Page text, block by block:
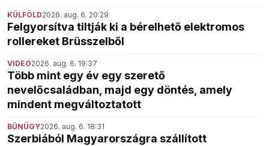
KÜLFÖLD2026. aug. 6. 20:29
Felgyorsítva tiltják ki a bérelhető elektromos
rollereket Brüsszelből
VIDEÓ2026. aug. 6. 19:37
Több mint egy év egy szerető
nevelőcsaládban, majd egy döntés, amely
mindent megváltoztatott
BŰNÜGY2026. aug. 6. 18:31
Szerbiából Magyarországra szállított